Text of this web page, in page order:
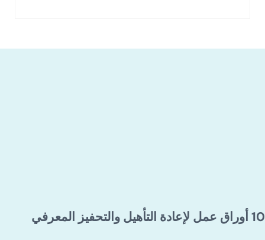
10 أوراق عمل لإعادة التأهيل والتحفيز المعرفي